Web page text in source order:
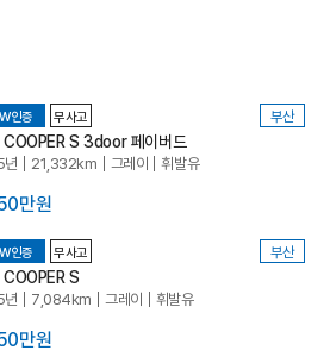
인증 무사고 부산
S 3door 페이버드
21,332km 그레이 휘발유
만원
인증 무사고 부산
S
7,084km 그레이 휘발유
만원